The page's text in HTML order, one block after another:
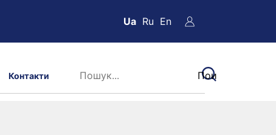
Ua Ru En
Контакти